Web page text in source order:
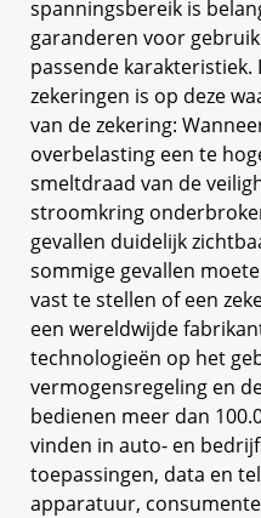
spanningsbereik is
garanderen voor
passende
zekeringen is op deze
van de zekering:
overbelasting een te
smeltdraad van de
stroomkring
gevallen duidelijk
sommige gevallen
vast te stellen of een
een wereldwijde
technologieën op het
vermogensregeling en
bedienen meer dan
vinden in auto- en
toepassingen, data en
apparatuur,